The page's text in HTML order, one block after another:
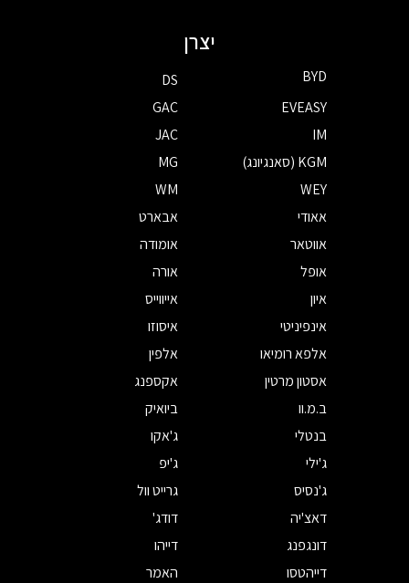
יצרן
BYD
DS
EVEASY
GAC
IM
JAC
KGM (סאנגיונג)
MG
WEY
WM
אאודי
אבארט
אווטאר
אומודה
אופל
אורה
איון
אייווייס
אינפיניטי
איסוזו
אלפא רומיאו
אלפין
אסטון מרטין
אקספנג
ב.מ.וו
ביואיק
בנטלי
ג'אקו
ג'ילי
ג'יפ
ג'נסיס
גרייט וול
דאצ'יה
דודג'
דונגפנג
דייהו
דייהטסו
האמר